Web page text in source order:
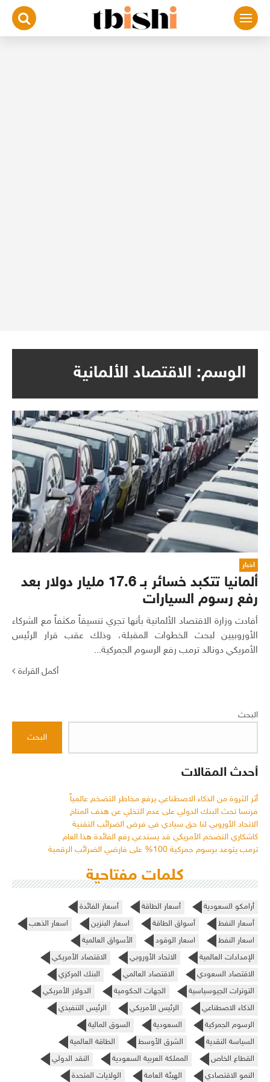
التجاوز
المحتوى
الوسم: الاقتصاد الألمانية
اخبار
ألمانيا تتكبد خسائر بـ 17.6 مليار دولار بعد
رفع رسوم السيارات
أفادت وزارة الاقتصاد الألمانية بأنها تجري تنسيقاً مكثفاً مع الشركاء
الأوروبيين لبحث الخطوات المقبلة، وذلك عقب قرار الرئيس
الأمريكي دونالد ترمب رفع الرسوم الجمركية...
أكمل القراءة
البحث
البحث
أحدث المقالات
أثر الثروة من الذكاء الاصطناعي يرفع مخاطر التضخم عالمياً
فرنسا تحث البنك الدولي على عدم التخلي عن هدف المناخ
الاتحاد الأوروبي لنا حق سيادي في فرض الضرائب التقنية
كاشكاري التضخم الأمريكي قد يستدعي رفع الفائدة هذا العام
ترمب يتوعد برسوم جمركية 100% على فارضي الضرائب الرقمية
كلمات مفتاحية
أرامكو السعودية أسعار الطاقة
أسعار الفائدة
أسعار النفط
أسواق الطاقة اسعار البنزين
اسعار الذهب
اسعار النفط
اسعار الوقود
الأسواق العالمية
الإمدادات العالمية
الاتحاد الأوروبي
الاقتصاد الأمريكي
الاقتصاد السعودي
الاقتصاد العالمي
البنك المركزي
التوترات الجيوسياسية
الجهات الحكومية
الدولار الأمريكي
الذكاء الاصطناعي
الرئيس الأمريكي
الرئيس التنفيذي
الرسوم الجمركية
السعودية
السوق المالية
السياسة النقدية
الشرق الأوسط
الطاقة العالمية
القطاع الخاص
المملكة العربية السعودية
النقد الدولي
النمو الاقتصادي
الهيئة العامة الولايات المتحدة